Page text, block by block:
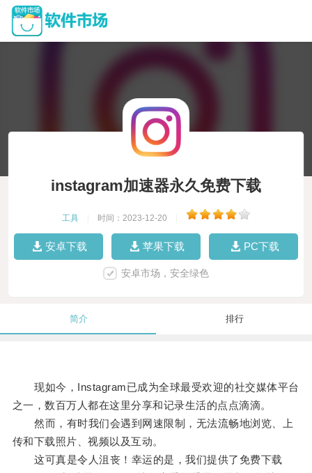
instagram加速器永久免费下载
工具 时间：2023-12-20
安卓下载 苹果下载 PC下载
安卓市场，安全绿色
简介 排行
现如今，Instagram已成为全球最受欢迎的社交媒体平台
之一，数百万人都在这里分享和记录生活的点点滴滴。
然而，有时我们会遇到网速限制，无法流畅地浏览、上
传和下载照片、视频以及互动。
这可真是令人沮丧！幸运的是，我们提供了免费下载